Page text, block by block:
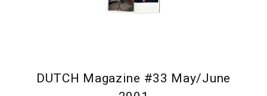
DUTCH Magazine #33 May/June